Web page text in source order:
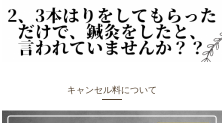
キャンセル料について